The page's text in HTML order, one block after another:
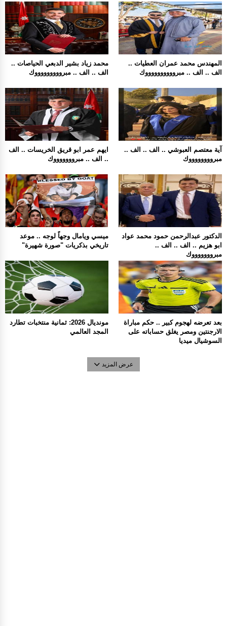
محمد زياد بشير الدبعي الحياصات ..
الف .. الف .. مبروووووووووك
المهندس محمد عمران العطيات ..
الف .. الف .. مبرووووووووووك
ايهم عمر ابو قريق الخريسات .. الف
.. الف .. مبروووووووك
آية معتصم العبوشي .. الف .. الف ..
مبرووووووووك
ميسي ويامال وجهاً لوجه .. موعد
تاريخي بذكريات "صورة شهيرة"
الدكتور عبدالرحمن حمود محمد عواد
ابو هزيم .. الف .. الف ..
مبروووووووك
مونديال 2026: ثمانية منتخبات تطارد
المجد العالمي
بعد تعرضه لهجوم كبير .. حكم مباراة
الارجنتين ومصر يغلق حساباته على
السوشيال ميديا
عرض المزيد